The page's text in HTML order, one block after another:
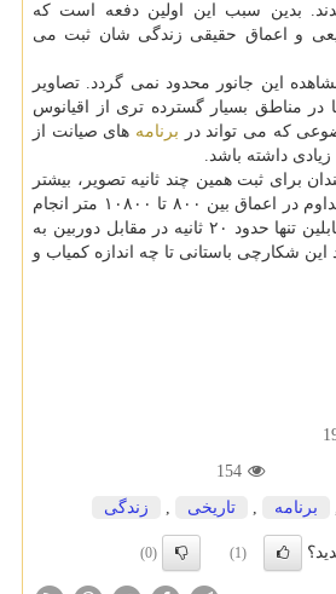
بدین سبب این اولین دفعه است که
و اعماق حقیقی زندگی شان ثبت می
این جانور محدود نمی گردد. تصاویر
در مناطق بسیار گسترده تری از اقیانوس
که می تواند در برنامه های صیانت از
داشته باشد.
برای ثبت همین چند ثانیه تصویر، بیشتر
از ۵۰ روز فیلم برداری مداوم در اعماق بین ۸۰۰ تا ۱۰۸۰۰ متر انجام
دادند، اما حضور کوسه گابلین تنها حدود ۲۰ ثانیه در مقابل دوربین به
شکارچی باستانی تا چه اندازه کمیاب و
154
برنامه , تاریخی , زندگی
(1)
(0)